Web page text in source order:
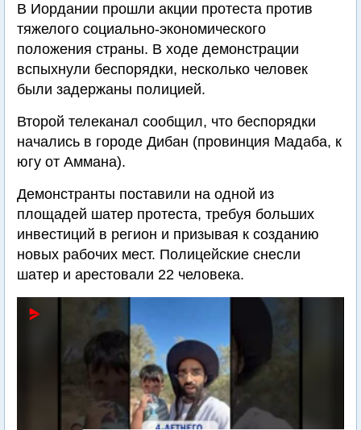
В Иордании прошли акции протеста против
тяжелого социально-экономического
положения страны. В ходе демонстрации
вспыхнули беспорядки, несколько человек
были задержаны полицией.
Второй телеканал сообщил, что беспорядки
начались в городе Дибан (провинция Мадаба, к
югу от Аммана).
Демонстранты поставили на одной из
площадей шатер протеста, требуя больших
инвестиций в регион и призывая к созданию
новых рабочих мест. Полицейские снесли
шатер и арестовали 22 человека.